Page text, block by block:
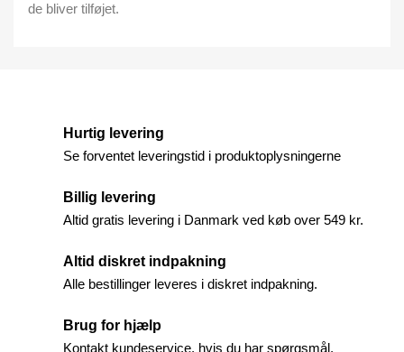
de bliver tilføjet.
Hurtig levering
Se forventet leveringstid i produktoplysningerne
Billig levering
Altid gratis levering i Danmark ved køb over 549 kr.
Altid diskret indpakning
Alle bestillinger leveres i diskret indpakning.
Brug for hjælp
Kontakt kundeservice, hvis du har spørgsmål.